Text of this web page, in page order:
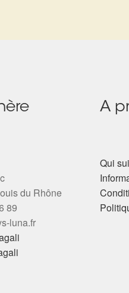
du Rhône
89
luna.fr
A
Qui